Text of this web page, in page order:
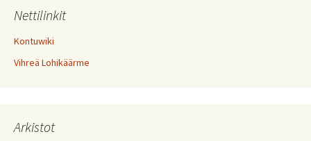
Nettilinkit
Kontuwiki
Vihreä Lohikäärme
Arkistot